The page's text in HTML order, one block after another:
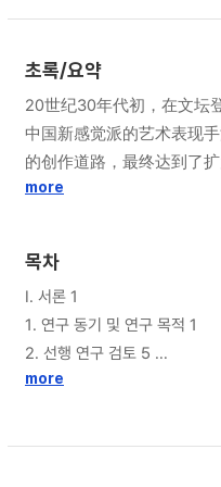
초록/요약
20世纪30年代初，在文坛
中国新感觉派的艺术表现
的创作道路，最终达到了扩大中国新感觉派外延的效果。 本文以杂语(Hetroglossia)视角及巴赫金
境与创作来源的大都市―
能将上海的形象具象化
文将其作为描述文明惊人程度的新词作形式使用。 此外，黑婴还创作了多部以祖国和故乡为题材的作品。 从这
空体(Chronotope)登场。
满期待。后者则是试图摆
more
목차
Ⅰ. 서론 1
1. 연구 동기 및 연구 목적 1
2. 선행 연구 검토 5
more